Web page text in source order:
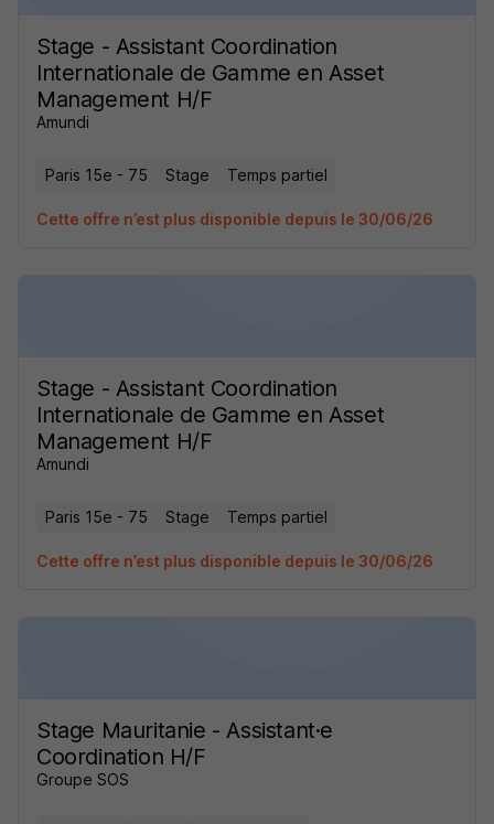
Stage - Assistant Coordination
Internationale de Gamme en Asset
Management H/F
Amundi
Paris 15e - 75 Stage Temps partiel
Cette offre n’est plus disponible depuis le 30/06/26
Stage - Assistant Coordination
Internationale de Gamme en Asset
Management H/F
Amundi
Paris 15e - 75 Stage Temps partiel
Cette offre n’est plus disponible depuis le 30/06/26
Stage Mauritanie - Assistant·e
Coordination H/F
Groupe SOS